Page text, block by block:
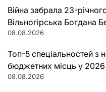
Війна забрала 23-
Вільногірська Богдана
08.08.2026
Топ-5 спеціальностей з
бюджетних місць у 2026
08.08.2026